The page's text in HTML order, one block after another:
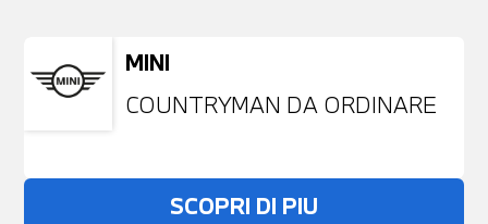
MINI
COUNTRYMAN DA ORDINARE
SCOPRI DI PIU